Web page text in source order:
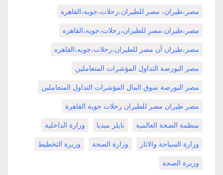
مصر،طيران، مصر للطيران،رحلات،جويه،القاهره
مصر،طيران،مصر للطيران،رحلات،جويه،القاهره
مصر،طيران أن مصر للطيران،رحلات،جويه،القاهره
مصر البورصة التداول المؤشرات المتعاملين
مصر البورصة سوق المال المؤشرات التداول المتعاملين
مصر طيران مصر للطيران رحلات جوية القاهرة
منظمة الصحة العالمية نايلز ميديا وزارة الداخلية
وزارة السياحة والاثار وزارة الصحة وزيرة التخطيط
وزيرة الصحة